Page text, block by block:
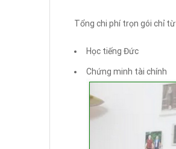
Tổng chi phí trọn gói chỉ
Học tiếng Đức
Chứng minh tài chính